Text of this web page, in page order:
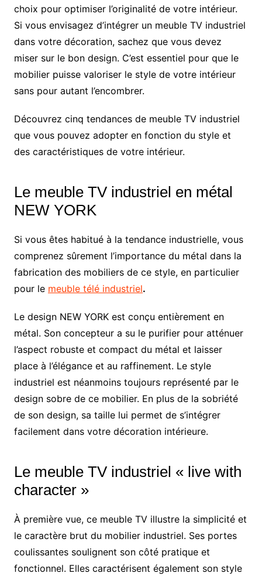
choix pour optimiser l’originalité de votre intérieur.
Si vous envisagez d’intégrer un meuble TV industriel
dans votre décoration, sachez que vous devez
miser sur le bon design. C’est essentiel pour que le
mobilier puisse valoriser le style de votre intérieur
sans pour autant l’encombrer.
Découvrez cinq tendances de meuble TV industriel
que vous pouvez adopter en fonction du style et
des caractéristiques de votre intérieur.
Le meuble TV industriel en métal
NEW YORK
Si vous êtes habitué à la tendance industrielle, vous
comprenez sûrement l’importance du métal dans la
fabrication des mobiliers de ce style, en particulier
pour le meuble télé industriel.
Le design NEW YORK est conçu entièrement en
métal. Son concepteur a su le purifier pour atténuer
l’aspect robuste et compact du métal et laisser
place à l’élégance et au raffinement. Le style
industriel est néanmoins toujours représenté par le
design sobre de ce mobilier. En plus de la sobriété
de son design, sa taille lui permet de s’intégrer
facilement dans votre décoration intérieure.
Le meuble TV industriel « live with
character »
À première vue, ce meuble TV illustre la simplicité et
le caractère brut du mobilier industriel. Ses portes
coulissantes soulignent son côté pratique et
fonctionnel. Elles caractérisent également son style